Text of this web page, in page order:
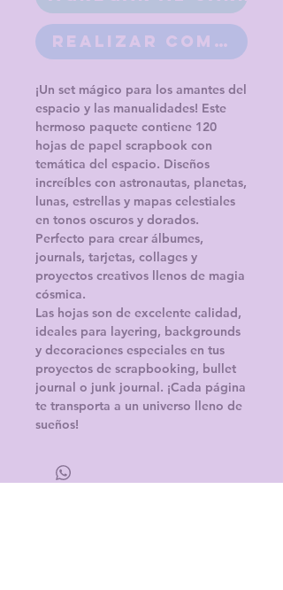
Realizar compra
¡Un set mágico para los amantes del
espacio y las manualidades! Este
hermoso paquete contiene 120
hojas de papel scrapbook con
temática del espacio. Diseños
increíbles con astronautas, planetas,
lunas, estrellas y mapas celestiales
en tonos oscuros y dorados.
Perfecto para crear álbumes,
journals, tarjetas, collages y
proyectos creativos llenos de magia
cósmica.
Las hojas son de excelente calidad,
ideales para layering, backgrounds
y decoraciones especiales en tus
proyectos de scrapbooking, bullet
journal o junk journal. ¡Cada página
te transporta a un universo lleno de
sueños!